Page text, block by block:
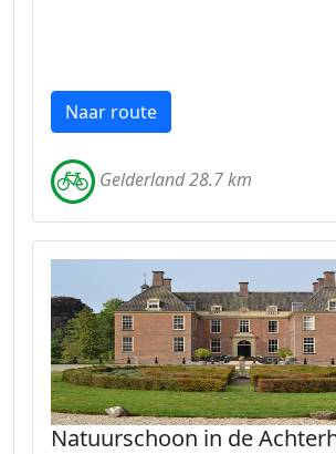
Naar route
Gelderland 28.7 km
Natuurschoon in de